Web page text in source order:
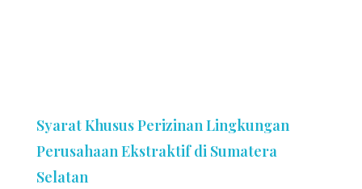
Syarat Khusus Perizinan Lingkungan
Perusahaan Ekstraktif di Sumatera
Selatan